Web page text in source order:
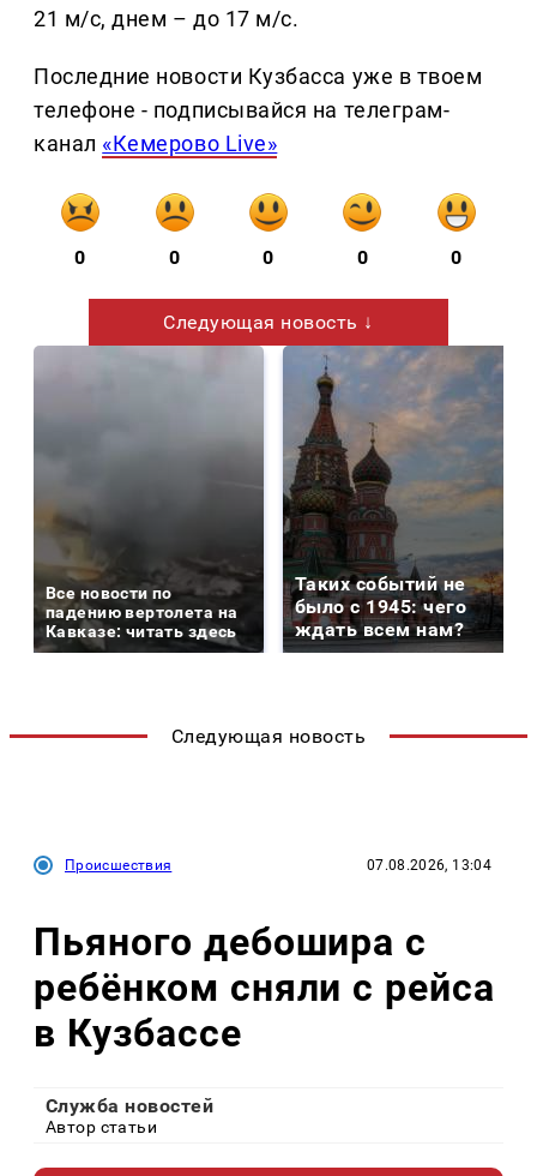
21 м/с, днем – до 17 м/с.
Последние новости Кузбасса уже в твоем
телефоне - подписывайся на телеграм-
канал «Кемерово Live»
0 0 0 0 0
Следующая новость ↓
Все новости по
падению вертолета на
Кавказе: читать здесь
Таких событий не
было с 1945: чего
ждать всем нам?
Следующая новость
Происшествия 07.08.2026, 13:04
Пьяного дебошира с
ребёнком сняли с рейса
в Кузбассе
Служба новостей
Автор статьи